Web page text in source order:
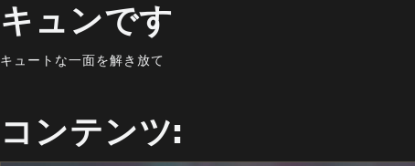
キュンです
キュートな一面を解き放て
コンテンツ: